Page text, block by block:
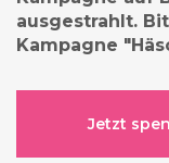
ausgestrahlt.
Kampagne
Jetzt